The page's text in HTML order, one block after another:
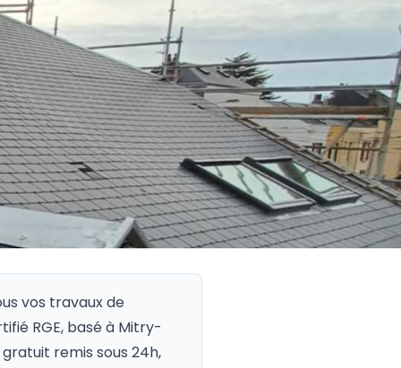
vos travaux de
RGE, basé à Mitry-
remis sous 24h,